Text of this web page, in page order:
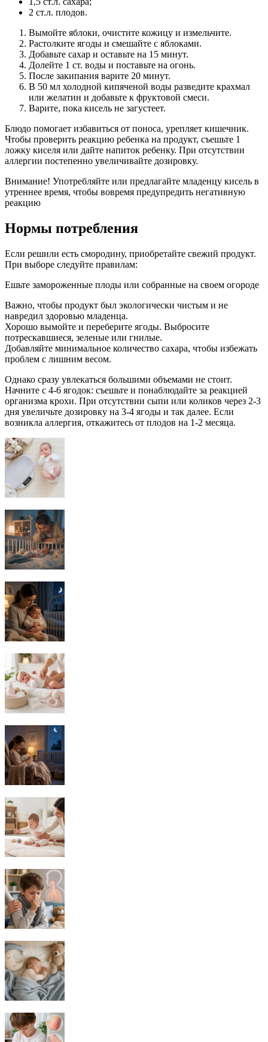
2 ст.л. плодов.
Вымойте яблоки, очистите кожицу и измельчите.
Растолките ягоды и смешайте с яблоками.
Добавьте сахар и оставьте на 15 минут.
Долейте 1 ст. воды и поставьте на огонь.
После закипания варите 20 минут.
В 50 мл холодной кипяченой воды разведите крахмал
или желатин и добавьте к фруктовой смеси.
Варите, пока кисель не загустеет.
Блюдо помогает избавиться от поноса, урепляет кишечник.
Чтобы проверить реакцию ребенка на продукт, съешьте 1
ложку киселя или дайте напиток ребенку. При отсутствии
аллергии постепенно увеличивайте дозировку.
Внимание! Употребляйте или предлагайте младенцу кисель в
утреннее время, чтобы вовремя предупредить негативную
реакцию
Нормы потребления
Если решили есть смородину, приобретайте свежий продукт.
При выборе следуйте правилам:
Ешьте замороженные плоды или собранные на своем огороде
Важно, чтобы продукт был экологически чистым и не
навредил здоровью младенца.
Хорошо вымойте и переберите ягоды. Выбросите
потрескавшиеся, зеленые или гнилые.
Добавляйте минимальное количество сахара, чтобы избежать
проблем с лишним весом.
Однако сразу увлекаться большими объемами не стоит.
Начните с 4-6 ягодок: съешьте и понаблюдайте за реакцией
организма крохи. При отсутствии сыпи или коликов через 2-3
дня увеличьте дозировку на 3-4 ягоды и так далее. Если
возникла аллергия, откажитесь от плодов на 1-2 месяца.